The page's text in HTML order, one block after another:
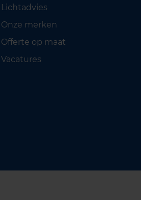
Lichtadvies
Onze merken
Offerte op maat
Vacatures